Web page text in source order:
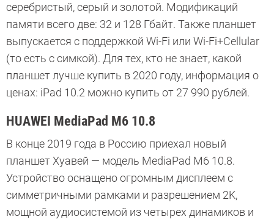
серебристый, серый и золотой. Модификаций
памяти всего две: 32 и 128 Гбайт. Также планшет
выпускается с поддержкой Wi-Fi или Wi-Fi+Cellular
(то есть с симкой). Для тех, кто не знает, какой
планшет лучше купить в 2020 году, информация о
ценах: iPad 10.2 можно купить от 27 990 рублей.
HUAWEI MediaPad M6 10.8
В конце 2019 года в Россию приехал новый
планшет Хуавей — модель MediaPad M6 10.8.
Устройство оснащено огромным дисплеем с
симметричными рамками и разрешением 2K,
мощной аудиосистемой из четырех динамиков и